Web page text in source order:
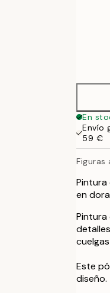
En
Envío
59 €
Pintura
en
Pintura
Este
diseño.